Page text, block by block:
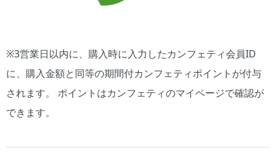
※3営業日以内に、購入時に入力したカンフェティ会員ID
に、購入金額と同等の期間付カンフェティポイントが付与
されます。 ポイントはカンフェティのマイページで確認が
できます。